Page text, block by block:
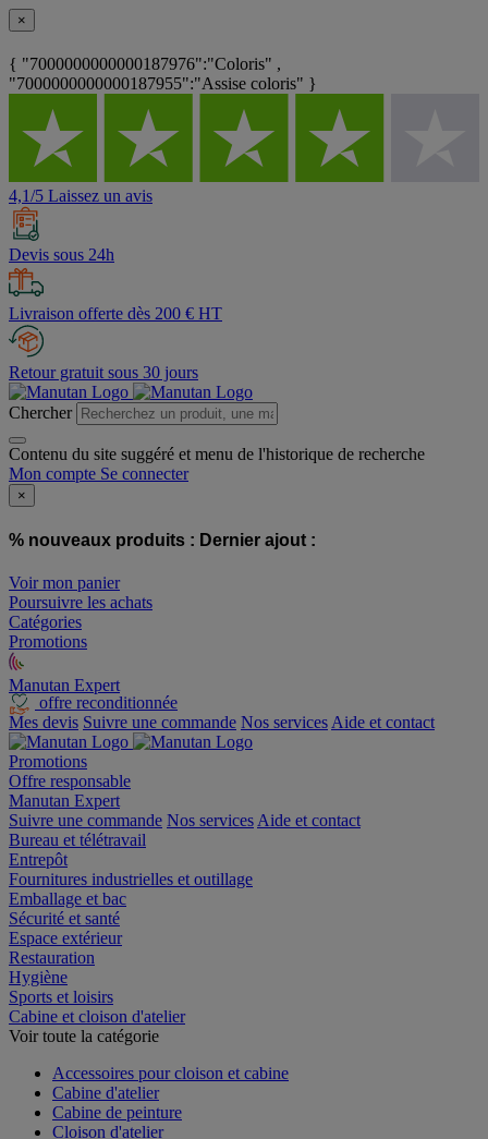
×
{ "7000000000000187976":"Coloris" ,
"7000000000000187955":"Assise coloris" }
4,1/5 Laissez un avis
Devis sous 24h
Livraison offerte dès 200 € HT
Retour gratuit sous 30 jours
Chercher
Contenu du site suggéré et menu de l'historique de recherche
Mon compte Se connecter
×
% nouveaux produits : Dernier ajout :
Voir mon panier
Poursuivre les achats
Catégories
Promotions
Manutan Expert
offre reconditionnée
Mes devis Suivre une commande Nos services Aide et contact
Promotions
Offre responsable
Manutan Expert
Suivre une commande Nos services Aide et contact
Bureau et télétravail
Entrepôt
Fournitures industrielles et outillage
Emballage et bac
Sécurité et santé
Espace extérieur
Restauration
Hygiène
Sports et loisirs
Cabine et cloison d'atelier
Voir toute la catégorie
Accessoires pour cloison et cabine
Cabine d'atelier
Cabine de peinture
Cloison d'atelier